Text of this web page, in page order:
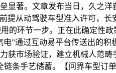
著。文章发布当日，久之
提从动驾驶车型准入许可，
的环节一步。正在此确定性
”通过互动易平台传送出的
获市场验证，建立机械人范
条手艺储蓄。【问界车型